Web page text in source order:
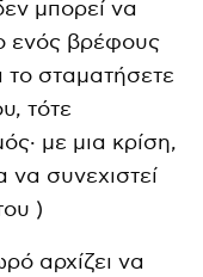
μπορεί να
ενός βρέφους
το σταματήσετε
τότε
με μια κρίση,
να συνεχιστεί
)
αρχίζει να